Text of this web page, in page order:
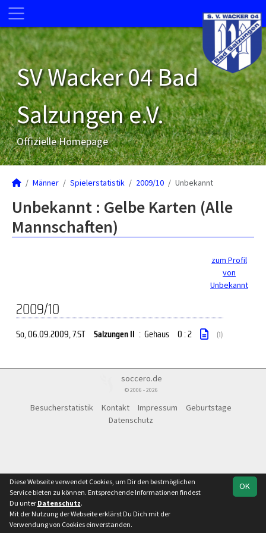
SV Wacker 04 Bad
Salzungen e.V.
Offizielle Homepage
Männer Spielerstatistik 2009/10 Unbekannt
Unbekannt : Gelbe Karten (Alle
Mannschaften)
zum Profil
von
Unbekannt
2009/10
So, 06.09.2009, 7.ST Salzungen II : Gehaus 0 : 2 (1)
soccero.de
© 2006 - 2026
Besucherstatistik Kontakt Impressum
Geburtstage
Datenschutz
OK
Diese Webseite verwendet Cookies, um Dir den bestmöglichen
Service bieten zu können. Entsprechende Informationen findest
Du unter Datenschutz.
Mit der Nutzung der Webseite erklärst Du Dich mit der
Verwendung von Cookies einverstanden.